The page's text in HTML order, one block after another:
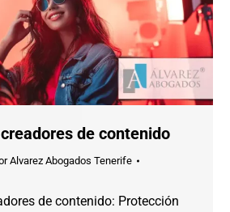
de contenido
Alvarez Abogados Tenerife
de contenido: Protección